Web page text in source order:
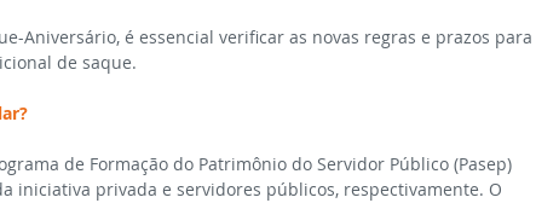
Aniversário, é essencial verificar as novas regras e prazos para
de saque.
de Formação do Patrimônio do Servidor Público (Pasep)
iniciativa privada e servidores públicos, respectivamente. O